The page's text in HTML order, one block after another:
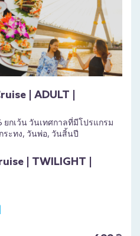
| ADULT |
กเว้น วันเทศกาลที่มีโปรแกรม
ระทง, วันพ่อ, วันสิ้นปี
| TWILIGHT |